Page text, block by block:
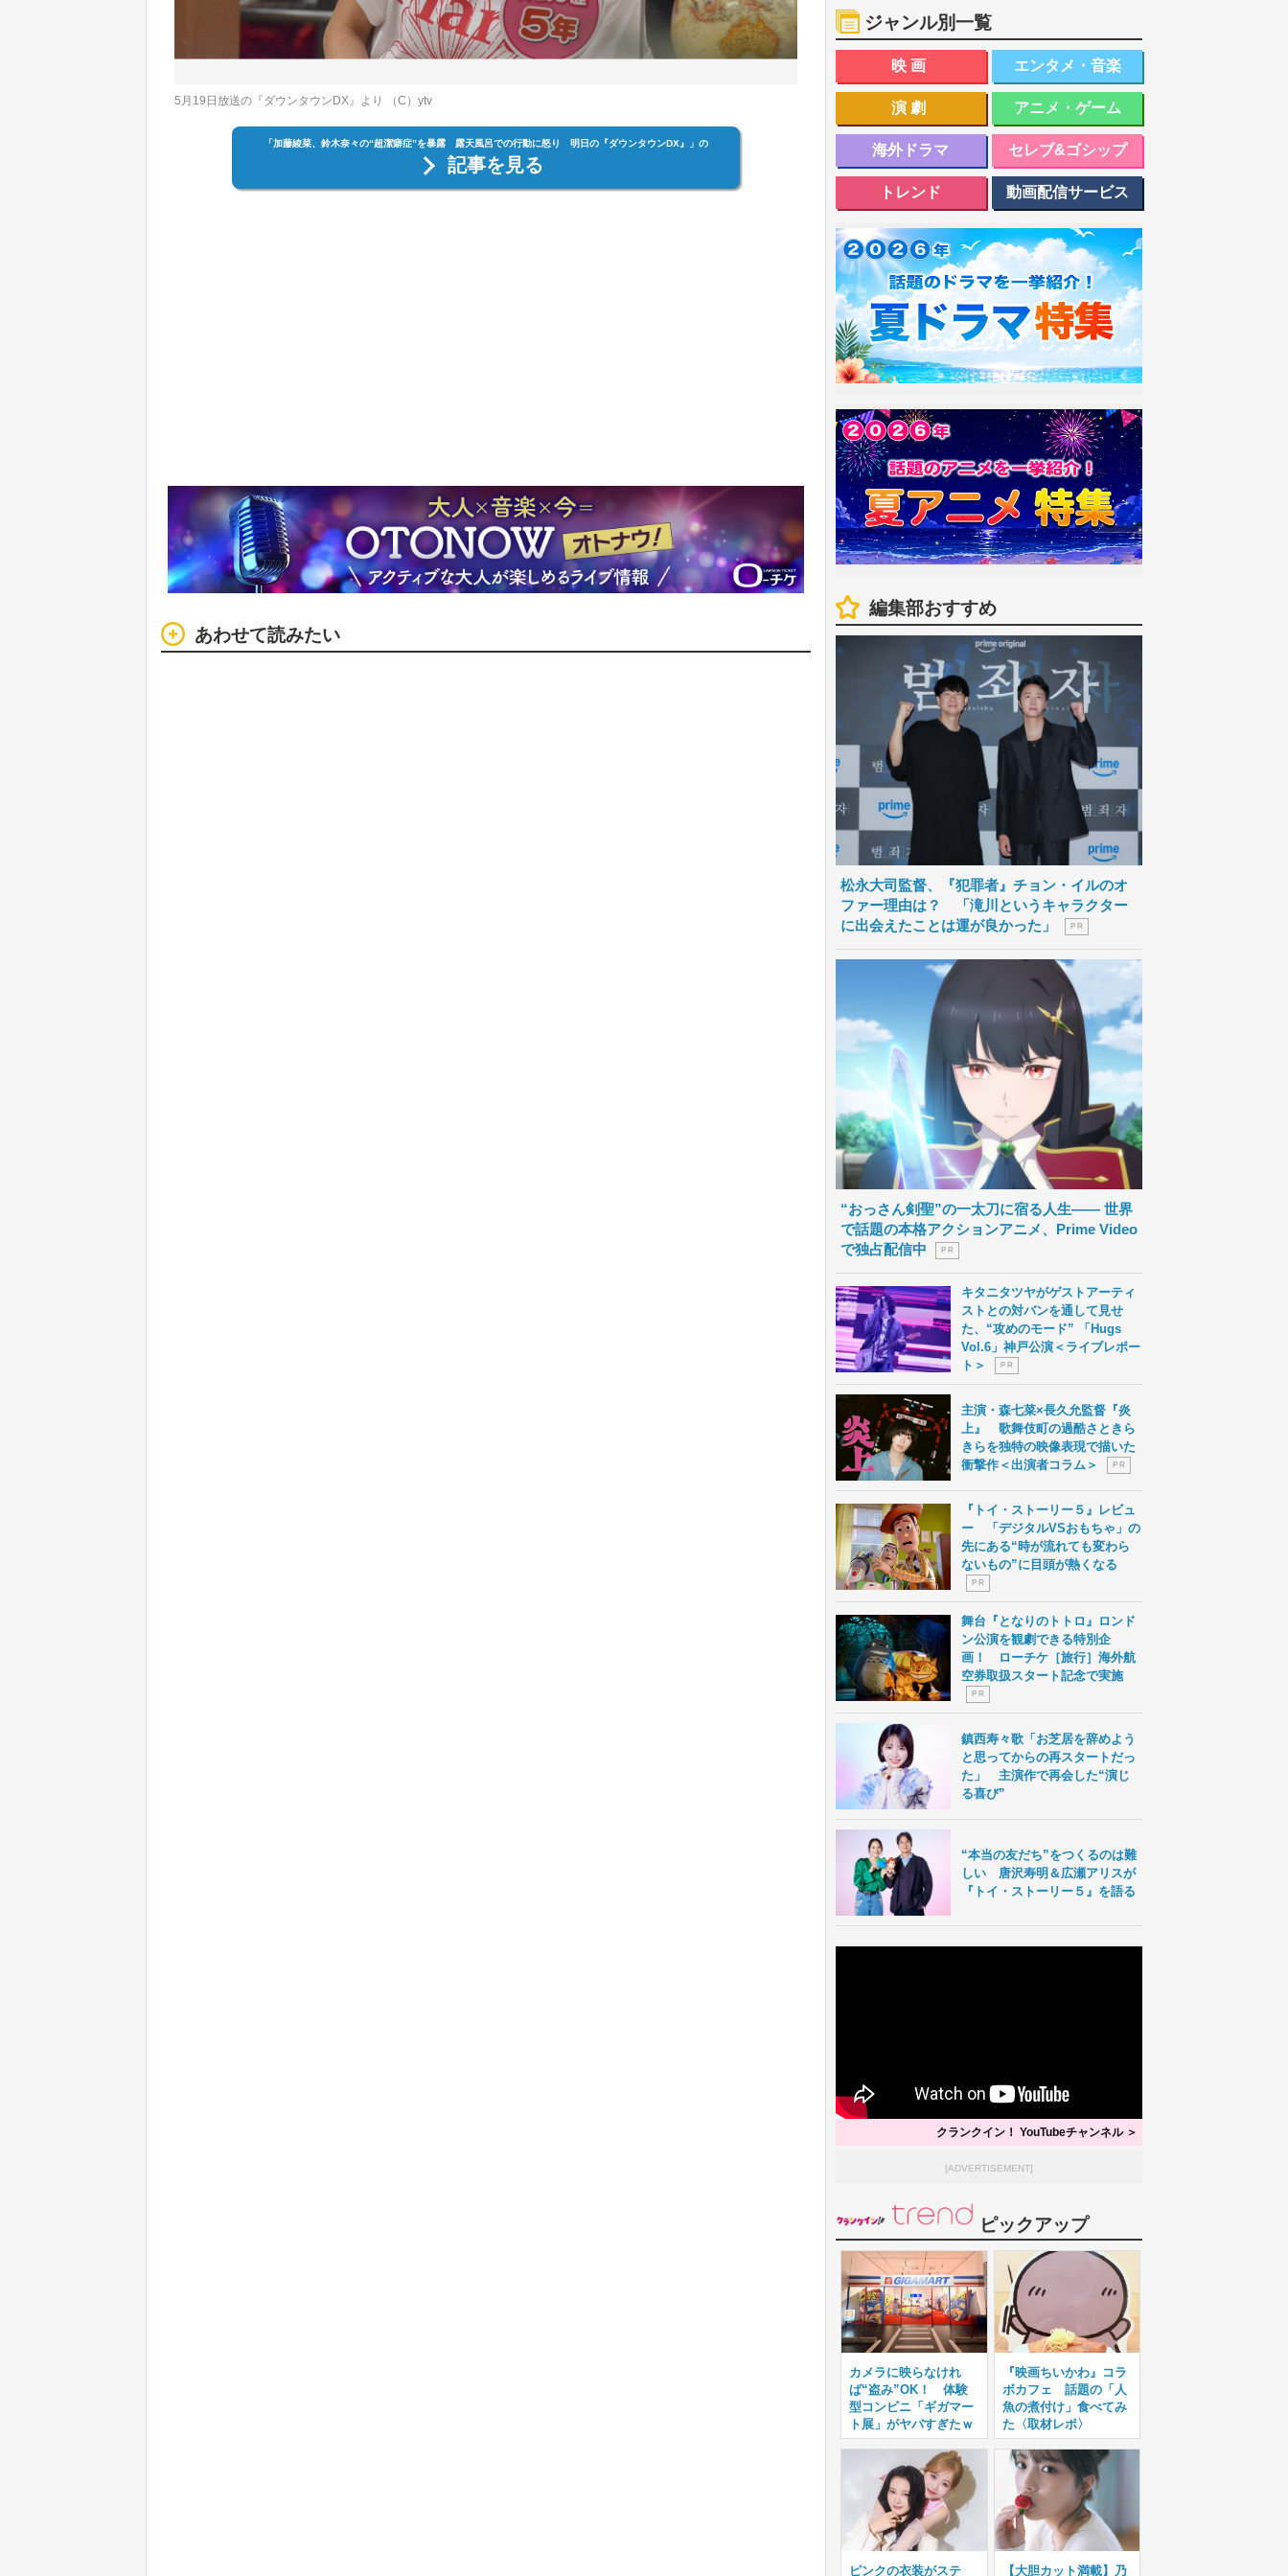
5月19日放送の『ダウンタウンDX』より （C）ytv
「加藤綾菜、鈴木奈々の“超潔癖症”を暴露 露天風呂での行動に怒り 明日の『ダウンタウンDX』」の
記事を見る
あわせて読みたい
ジャンル別一覧
映画 エンタメ・音楽
演劇 アニメ・ゲーム
海外ドラマ セレブ&ゴシップ
トレンド 動画配信サービス
編集部おすすめ
松永大司監督、『犯罪者』チョン・イルのオ
ファー理由は？ 「滝川というキャラクター
に出会えたことは運が良かった」
P R
“おっさん剣聖”の一太刀に宿る人生―― 世界
で話題の本格アクションアニメ、Prime Video
で独占配信中
P R
キタニタツヤがゲストアーティ
ストとの対バンを通して見せ
た、“攻めのモード” 「Hugs
Vol.6」神戸公演＜ライブレポー
ト＞
P R
主演・森七菜×長久允監督『炎
上』 歌舞伎町の過酷さときら
きらを独特の映像表現で描いた
衝撃作＜出演者コラム＞
P R
『トイ・ストーリー５』レビュ
ー 「デジタルVSおもちゃ」の
先にある“時が流れても変わら
ないもの”に目頭が熱くなる
P R
舞台『となりのトトロ』ロンド
ン公演を観劇できる特別企
画！ ローチケ［旅行］海外航
空券取扱スタート記念で実施
P R
鎮西寿々歌「お芝居を辞めよう
と思ってからの再スタートだっ
た」 主演作で再会した“演じ
る喜び”
“本当の友だち”をつくるのは難
しい 唐沢寿明＆広瀬アリスが
『トイ・ストーリー５』を語る
クランクイン！ YouTubeチャンネル ＞
[ADVERTISEMENT]
ピックアップ
カメラに映らなけれ
ば“盗み”OK！ 体験
型コンビニ「ギガマー
ト展」がヤバすぎたｗ
『映画ちいかわ』コラ
ボカフェ 話題の「人
魚の煮付け」食べてみ
た〈取材レポ〉
ピンクの衣装がステ 【大胆カット満載】乃